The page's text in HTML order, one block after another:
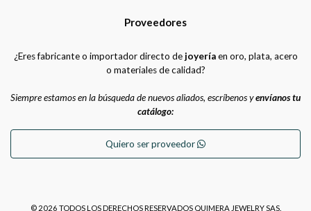
Proveedores
¿Eres fabricante o importador directo dejoyeríaen oro, plata, acero
o materiales de calidad?
Siempre estamos en la búsqueda de nuevos aliados, escríbenos yenvíanos tu
catálogo:
Quiero ser proveedor
© 2026 TODOS LOS DERECHOS RESERVADOS QUIMERA JEWELRY SAS.